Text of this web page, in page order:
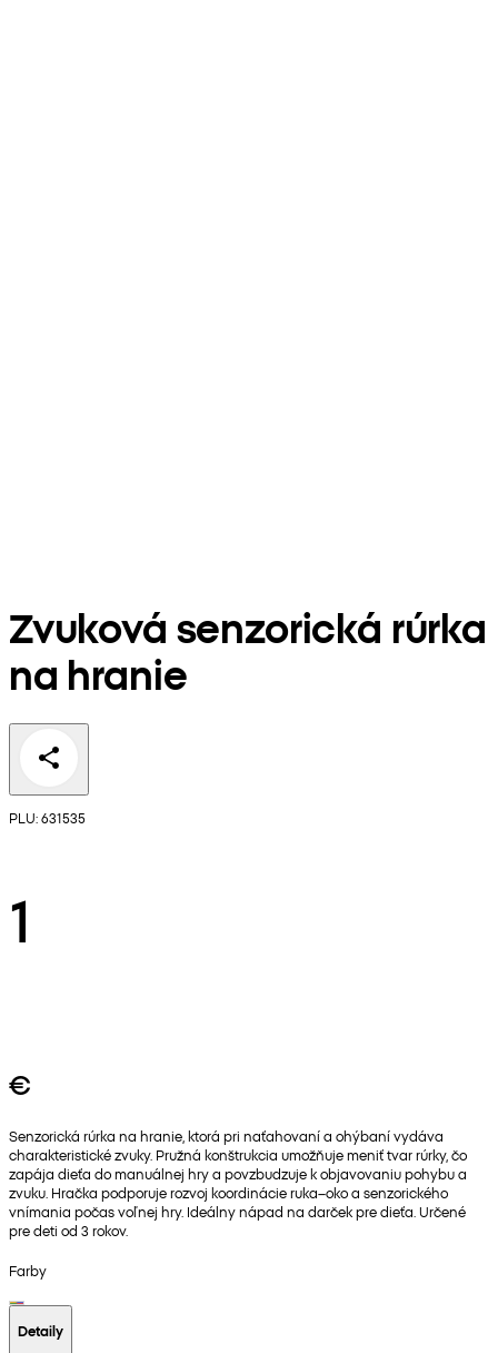
Zvuková senzorická rúrka
na hranie
PLU: 631535
1
€
Senzorická rúrka na hranie, ktorá pri naťahovaní a ohýbaní vydáva
charakteristické zvuky. Pružná konštrukcia umožňuje meniť tvar rúrky, čo
zapája dieťa do manuálnej hry a povzbudzuje k objavovaniu pohybu a
zvuku. Hračka podporuje rozvoj koordinácie ruka–oko a senzorického
vnímania počas voľnej hry. Ideálny nápad na darček pre dieťa. Určené
pre deti od 3 rokov.
Farby
Detaily